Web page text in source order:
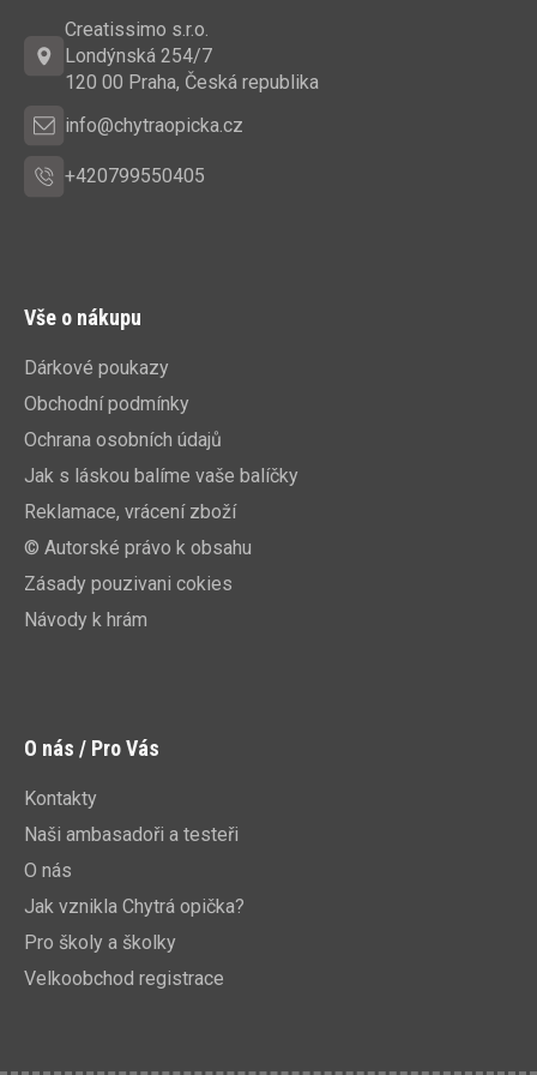
Creatissimo s.r.o.
Londýnská 254/7
120 00 Praha, Česká republika
info@chytraopicka.cz
+420799550405
Vše o nákupu
Dárkové poukazy
Obchodní podmínky
Ochrana osobních údajů
Jak s láskou balíme vaše balíčky
Reklamace, vrácení zboží
© Autorské právo k obsahu
Zásady pouzivani cokies
Návody k hrám
O nás / Pro Vás
Kontakty
Naši ambasadoři a testeři
O nás
Jak vznikla Chytrá opička?
Pro školy a školky
Velkoobchod registrace